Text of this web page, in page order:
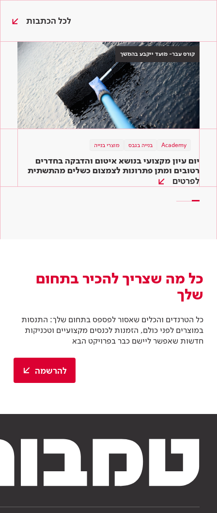
לכל הכתבות
קורס עבר- מועד ייקבע בהמשך
Academy בנייה בגבס מוצרי בנייה
יום עיון מקצועי בנושא איטום והדבקה בחדרים
רטובים ומתן פתרונות לצמצום כשלים מהתשתית
ועד הגמר
לפרטים
תוכן מקצועי מוצרי בנייה
המדריך השלם לדבקים לאריחים: איך בוחרים את
הדבק המתאים ביותר לעבודה?
קראו עוד
בנייה ירוקה תוכן מקצועי מוצרי בנייה
שיפוץ ירוק – כך תיצרו סביבה ירוקה בקלות גם
בבית שלכם
קראו עוד
כל מה שצריך להכיר בתחום
שלך
כל הטרנדים והכלים שאסור לפספס בתחום שלך: התנסות
במוצרים לפני כולם, הזמנות לכנסים מקצועיים וטכניקות
חדשות שאפשר ליישם כבר בפרויקט הבא
להרשמה